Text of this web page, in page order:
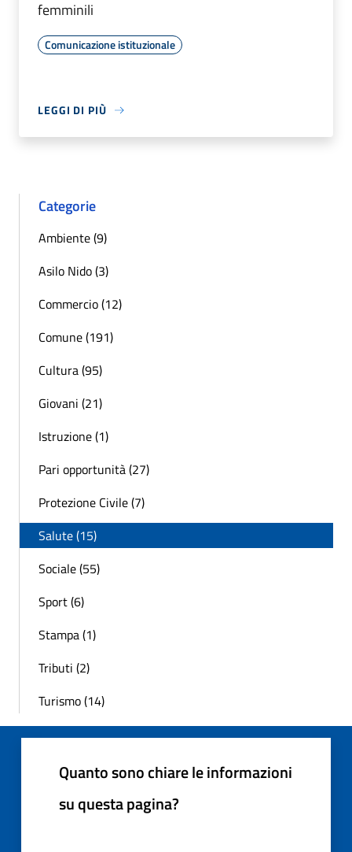
femminili
Comunicazione istituzionale
LEGGI DI PIÙ
Categorie
Ambiente (9)
Asilo Nido (3)
Commercio (12)
Comune (191)
Cultura (95)
Giovani (21)
Istruzione (1)
Pari opportunità (27)
Protezione Civile (7)
Salute (15)
Sociale (55)
Sport (6)
Stampa (1)
Tributi (2)
Turismo (14)
Quanto sono chiare le informazioni
su questa pagina?